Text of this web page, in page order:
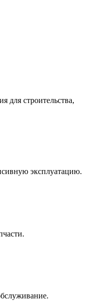
для строительства,
эксплуатацию.